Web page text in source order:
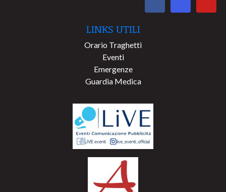
LINKS UTILI
Orario Traghetti
Eventi
Emergenze
Guardia Medica